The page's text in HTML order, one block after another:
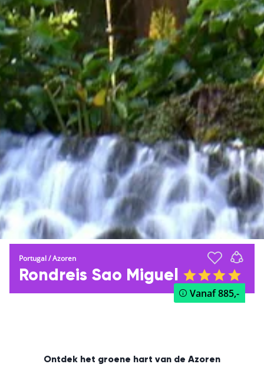
Portugal/Azoren
Rondreis Sao Miguel
Vanaf885,-
Ontdek het groene hart van de Azoren